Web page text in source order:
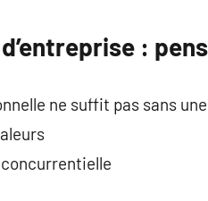
:
ne suffit pas sans